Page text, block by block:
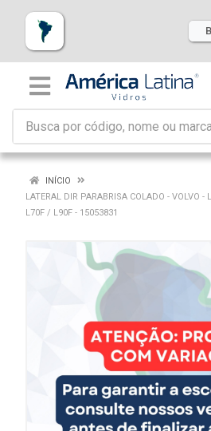
INÍCIO
LATERAL DIR PARABRISA COLADO - VOLVO -
L70F / L90F - 15053831